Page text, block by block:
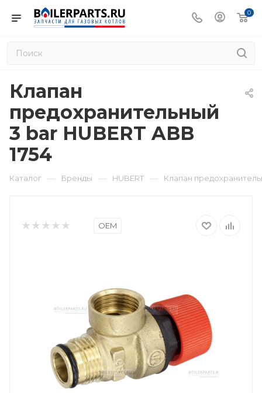
0
Клапан
предохранительный
3 bar HUBERT ABB
1754
Каталог — Бренды — HUBERT — Клапан
OEM